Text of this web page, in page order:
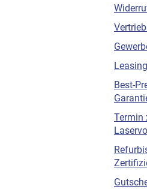
Leasing
Best-
Termin